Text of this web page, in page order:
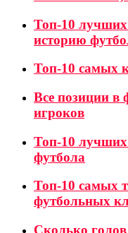
Топ-10
историю
Топ-10 самых
Все позиции в
игроков
Топ-10 лучших
футбола
Топ-10 самых
футбольных
Сколько